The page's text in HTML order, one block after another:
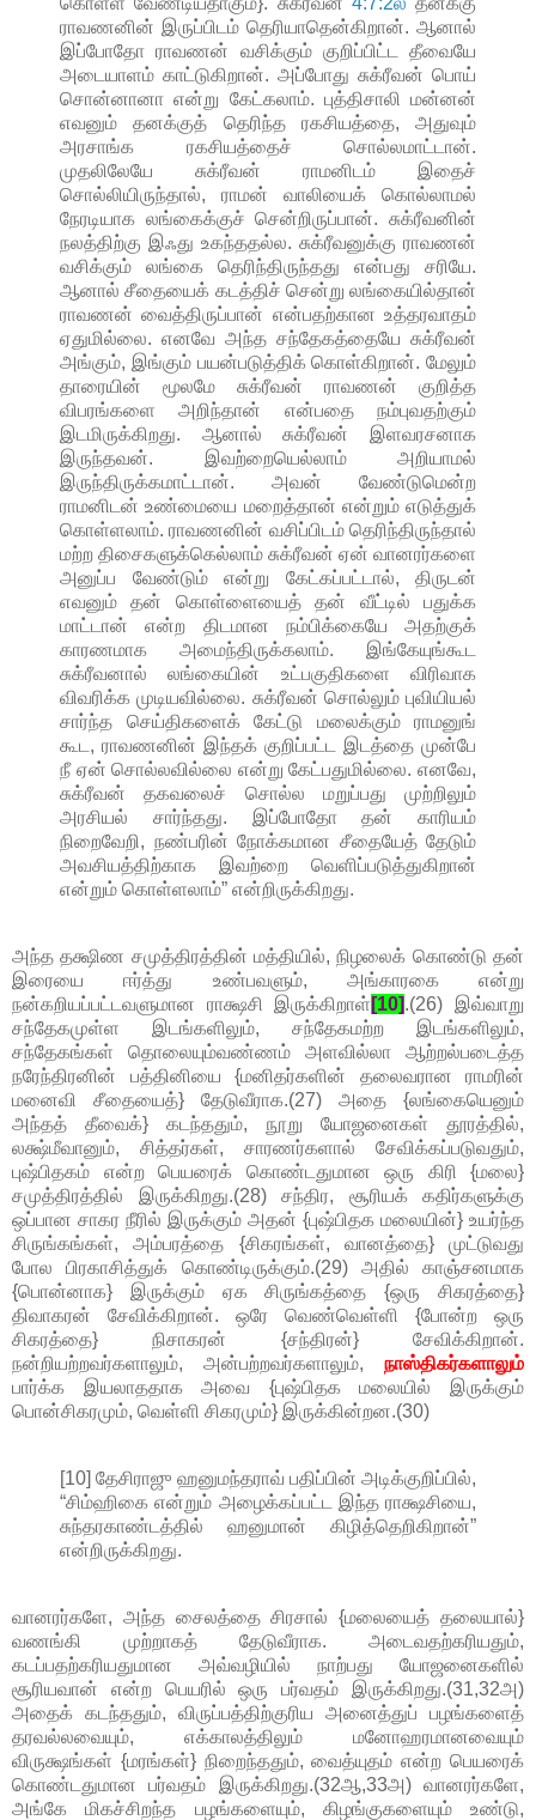
ராவணனின் இருப்பிடம் தெரியாதென்கிறான். ஆனால்
இப்போதோ ராவணன் வசிக்கும் குறிப்பிட்ட தீவையே
அடையாளம் காட்டுகிறான். அப்போது சுக்ரீவன் பொய்
சொன்னானா என்று கேட்கலாம். புத்திசாலி மன்னன்
எவனும் தனக்குத் தெரிந்த ரகசியத்தை, அதுவும்
அரசாங்க ரகசியத்தைச் சொல்லமாட்டான்.
முதலிலேயே சுக்ரீவன் ராமனிடம் இதைச்
சொல்லியிருந்தால், ராமன் வாலியைக் கொல்லாமல்
நேரடியாக லங்கைக்குச் சென்றிருப்பான். சுக்ரீவனின்
நலத்திற்கு இஃது உகந்ததல்ல. சுக்ரீவனுக்கு ராவணன்
வசிக்கும் லங்கை தெரிந்திருந்தது என்பது சரியே.
ஆனால் சீதையைக் கடத்திச் சென்று லங்கையில்தான்
ராவணன் வைத்திருப்பான் என்பதற்கான உத்தரவாதம்
ஏதுமில்லை. எனவே அந்த சந்தேகத்தையே சுக்ரீவன்
அங்கும், இங்கும் பயன்படுத்திக் கொள்கிறான். மேலும்
தாரையின் மூலமே சுக்ரீவன் ராவணன் குறித்த
விபரங்களை அறிந்தான் என்பதை நம்புவதற்கும்
இடமிருக்கிறது. ஆனால் சுக்ரீவன் இளவரசனாக
இருந்தவன். இவற்றையெல்லாம் அறியாமல்
இருந்திருக்கமாட்டான். அவன் வேண்டுமென்ற
ராமனிடன் உண்மையை மறைத்தான் என்றும் எடுத்துக்
கொள்ளலாம். ராவணனின் வசிப்பிடம் தெரிந்திருந்தால்
மற்ற திசைகளுக்கெல்லாம் சுக்ரீவன் ஏன் வானரர்களை
அனுப்ப வேண்டும் என்று கேட்கப்பட்டால், திருடன்
எவனும் தன் கொள்ளையைத் தன் வீட்டில் பதுக்க
மாட்டான் என்ற திடமான நம்பிக்கையே அதற்குக்
காரணமாக அமைந்திருக்கலாம். இங்கேயுங்கூட
சுக்ரீவனால் லங்கையின் உட்பகுதிகளை விரிவாக
விவரிக்க முடியவில்லை. சுக்ரீவன் சொல்லும் புவியியல்
சார்ந்த செய்திகளைக் கேட்டு மலைக்கும் ராமனுங்
கூட, ராவணனின் இந்தக் குறிப்பட்ட இடத்தை முன்பே
நீ ஏன் சொல்லவில்லை என்று கேட்பதுமில்லை. எனவே,
சுக்ரீவன் தகவலைச் சொல்ல மறுப்பது முற்றிலும்
அரசியல் சார்ந்தது. இப்போதோ தன் காரியம்
நிறைவேறி, நண்பரின் நோக்கமான சீதையேத் தேடும்
அவசியத்திற்காக இவற்றை வெளிப்படுத்துகிறான்
என்றும் கொள்ளலாம்” என்றிருக்கிறது.
அந்த தக்ஷிண சமுத்திரத்தின் மத்தியில், நிழலைக் கொண்டு தன்
இரையை ஈர்த்து உண்பவளும், அங்காரகை என்று
நன்கறியப்பட்டவளுமான ராக்ஷசி இருக்கிறாள் [10].(26) இவ்வாறு
சந்தேகமுள்ள இடங்களிலும், சந்தேகமற்ற இடங்களிலும்,
சந்தேகங்கள் தொலையும்வண்ணம் அளவில்லா ஆற்றல்படைத்த
நரேந்திரனின் பத்தினியை {மனிதர்களின் தலைவரான ராமரின்
மனைவி சீதையைத்} தேடுவீராக.(27) அதை {லங்கையெனும்
அந்தத் தீவைக்} கடந்ததும், நூறு யோஜனைகள் தூரத்தில்,
லக்ஷ்மீவானும், சித்தர்கள், சாரணர்களால் சேவிக்கப்படுவதும்,
புஷ்பிதகம் என்ற பெயரைக் கொண்டதுமான ஒரு கிரி {மலை}
சமுத்திரத்தில் இருக்கிறது.(28) சந்திர, சூரியக் கதிர்களுக்கு
ஒப்பான சாகர நீரில் இருக்கும் அதன் {புஷ்பிதக மலையின்} உயர்ந்த
சிருங்கங்கள், அம்பரத்தை {சிகரங்கள், வானத்தை} முட்டுவது
போல பிரகாசித்துக் கொண்டிருக்கும்.(29) அதில் காஞ்சனமாக
{பொன்னாக} இருக்கும் ஏக சிருங்கத்தை {ஒரு சிகரத்தை}
திவாகரன் சேவிக்கிறான். ஒரே வெண்வெள்ளி {போன்ற ஒரு
சிகரத்தை} நிசாகரன் {சந்திரன்} சேவிக்கிறான்.
நன்றியற்றவர்களாலும், அன்பற்றவர்களாலும், நாஸ்திகர்களாலும்
பார்க்க இயலாததாக அவை {புஷ்பிதக மலையில் இருக்கும்
பொன்சிகரமும், வெள்ளி சிகரமும்} இருக்கின்றன.(30)
[10] தேசிராஜு ஹனுமந்தராவ் பதிப்பின் அடிக்குறிப்பில்,
“சிம்ஹிகை என்றும் அழைக்கப்பட்ட இந்த ராக்ஷசியை,
சுந்தரகாண்டத்தில் ஹனுமான் கிழித்தெறிகிறான்”
என்றிருக்கிறது.
வானரர்களே, அந்த சைலத்தை சிரசால் {மலையைத் தலையால்}
வணங்கி முற்றாகத் தேடுவீராக. அடைவதற்கரியதும்,
கடப்பதற்கரியதுமான அவ்வழியில் நாற்பது யோஜனைகளில்
சூரியவான் என்ற பெயரில் ஒரு பர்வதம் இருக்கிறது.(31,32அ)
அதைக் கடந்ததும், விருப்பத்திற்குரிய அனைத்துப் பழங்களைத்
தரவல்லவையும், எக்காலத்திலும் மனோஹரமானவையும்
விருக்ஷங்கள் {மரங்கள்} நிறைந்ததும், வைத்யுதம் என்ற பெயரைக்
கொண்டதுமான பர்வதம் இருக்கிறது.(32ஆ,33அ) வானரர்களே,
அங்கே மிகச்சிறந்த பழங்களையும், கிழங்குகளையும் உண்டு,